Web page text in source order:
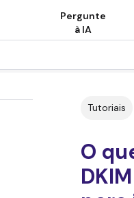
Pergunte
à IA
Tutoriais
O